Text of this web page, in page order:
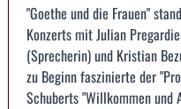
"Goethe und die Frauen"
Konzerts mit Julian
(Sprecherin) und Kristian
zu Beginn faszinierte der
Schuberts "Willkommen und